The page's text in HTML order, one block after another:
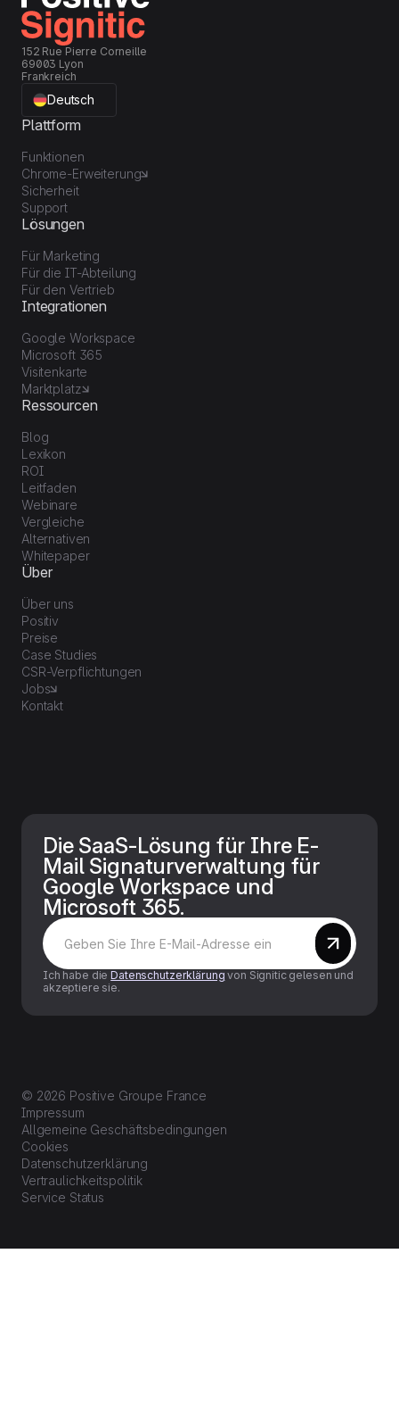
152 Rue Pierre Corneille
69003 Lyon
Frankreich
Deutsch
Plattform
Funktionen
Chrome-Erweiterung
Sicherheit
Support
Lösungen
Für Marketing
Für die IT-Abteilung
Für den Vertrieb
Integrationen
Google Workspace
Microsoft 365
Visitenkarte
Marktplatz
Ressourcen
Blog
Lexikon
ROI
Leitfaden
Webinare
Vergleiche
Alternativen
Whitepaper
Über
Über uns
Positiv
Preise
Case Studies
CSR-Verpflichtungen
Jobs
Kontakt
Die SaaS-Lösung für Ihre E-
Mail Signaturverwaltung für
Google Workspace und
Microsoft 365.
Ich habe dieDatenschutzerklärung von Signitic gelesen und
akzeptiere sie.
© 2026 Positive Groupe France
Impressum
Allgemeine Geschäftsbedingungen
Cookies
Datenschutzerklärung
Vertraulichkeitspolitik
Service Status